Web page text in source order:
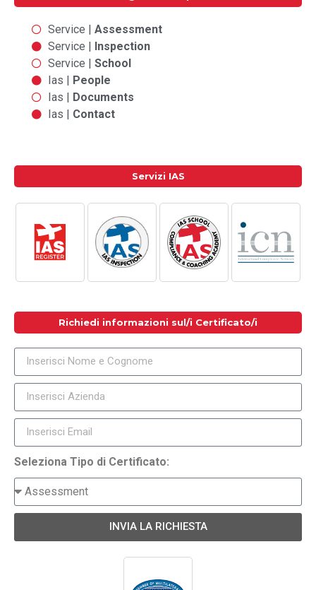
Service | Assessment
Service | Inspection
Service | School
Ias | People
Ias | Documents
Ias | Contact
Servizi IAS
Richiedi informazioni sul/i Certificato/i
Seleziona Tipo di Certificato:
INVIA LA RICHIESTA